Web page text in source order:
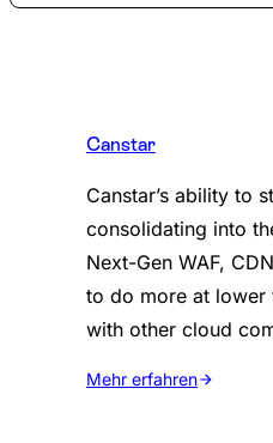
Canstar
Canstar’s ability to
consolidating into
Next-Gen WAF,
to do more at lower
with other cloud
Mehr erfahren